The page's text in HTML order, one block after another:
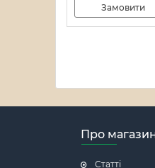
Замовити
Про
Статті